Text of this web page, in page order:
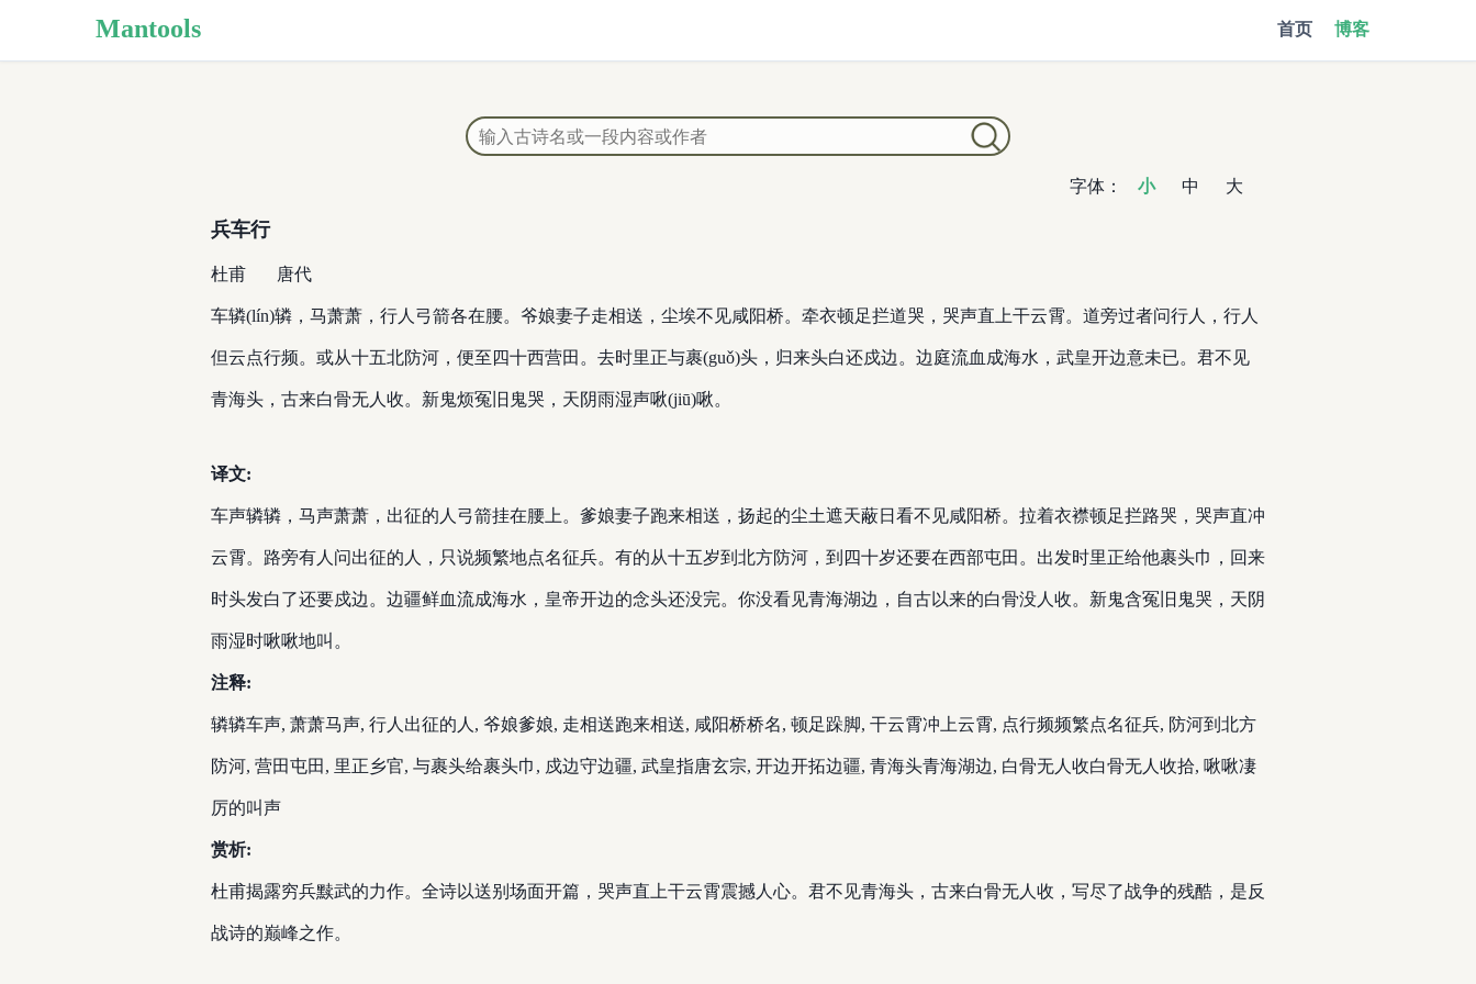
Mantools 首页 博客
字体： 小 中 大
兵车行
杜甫 唐代
车辚(lín)辚，马萧萧，行人弓箭各在腰。爷娘妻子走相送，尘埃不见咸阳桥。牵衣顿足拦道哭，哭声直上干云霄。道旁过者问行人，行人
但云点行频。或从十五北防河，便至四十西营田。去时里正与裹(guǒ)头，归来头白还戍边。边庭流血成海水，武皇开边意未已。君不见
青海头，古来白骨无人收。新鬼烦冤旧鬼哭，天阴雨湿声啾(jiū)啾。
译文:
车声辚辚，马声萧萧，出征的人弓箭挂在腰上。爹娘妻子跑来相送，扬起的尘土遮天蔽日看不见咸阳桥。拉着衣襟顿足拦路哭，哭声直冲
云霄。路旁有人问出征的人，只说频繁地点名征兵。有的从十五岁到北方防河，到四十岁还要在西部屯田。出发时里正给他裹头巾，回来
时头发白了还要戍边。边疆鲜血流成海水，皇帝开边的念头还没完。你没看见青海湖边，自古以来的白骨没人收。新鬼含冤旧鬼哭，天阴
雨湿时啾啾地叫。
注释:
辚辚车声, 萧萧马声, 行人出征的人, 爷娘爹娘, 走相送跑来相送, 咸阳桥桥名, 顿足跺脚, 干云霄冲上云霄, 点行频频繁点名征兵, 防河到北方
防河, 营田屯田, 里正乡官, 与裹头给裹头巾, 戍边守边疆, 武皇指唐玄宗, 开边开拓边疆, 青海头青海湖边, 白骨无人收白骨无人收拾, 啾啾凄
厉的叫声
赏析:
杜甫揭露穷兵黩武的力作。全诗以送别场面开篇，哭声直上干云霄震撼人心。君不见青海头，古来白骨无人收，写尽了战争的残酷，是反
战诗的巅峰之作。